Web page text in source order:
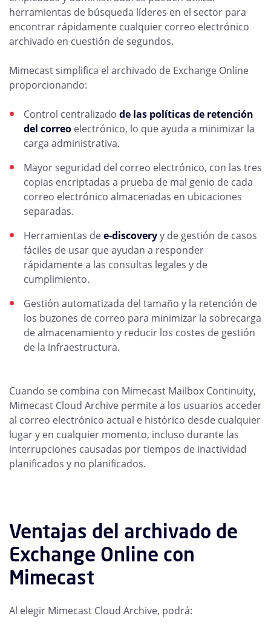
herramientas de búsqueda líderes en el sector para
encontrar rápidamente cualquier correo electrónico
archivado en cuestión de segundos.
Mimecast simplifica el archivado de Exchange Online
proporcionando:
Control centralizado de las políticas de retención
del correo electrónico, lo que ayuda a minimizar la
carga administrativa.
Mayor seguridad del correo electrónico, con las tres
copias encriptadas a prueba de mal genio de cada
correo electrónico almacenadas en ubicaciones
separadas.
Herramientas dee-discoveryy de gestión de casos
fáciles de usar que ayudan a responder
rápidamente a las consultas legales y de
cumplimiento.
Gestión automatizada del tamaño y la retención de
los buzones de correo para minimizar la sobrecarga
de almacenamiento y reducir los costes de gestión
de la infraestructura.
Cuando se combina con Mimecast Mailbox Continuity,
Mimecast Cloud Archive permite a los usuarios acceder
al correo electrónico actual e histórico desde cualquier
lugar y en cualquier momento, incluso durante las
interrupciones causadas por tiempos de inactividad
planificados y no planificados.
Ventajas del archivado de
Exchange Online con
Mimecast
Al elegir Mimecast Cloud Archive, podrá: